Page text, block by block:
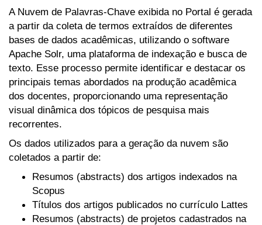
A Nuvem de Palavras-Chave exibida no Portal é gerada
a partir da coleta de termos extraídos de diferentes
bases de dados acadêmicas, utilizando o software
Apache Solr, uma plataforma de indexação e busca de
texto. Esse processo permite identificar e destacar os
principais temas abordados na produção acadêmica
dos docentes, proporcionando uma representação
visual dinâmica dos tópicos de pesquisa mais
recorrentes.
Os dados utilizados para a geração da nuvem são
coletados a partir de:
Resumos (abstracts) dos artigos indexados na
Scopus
Títulos dos artigos publicados no currículo Lattes
Resumos (abstracts) de projetos cadastrados na